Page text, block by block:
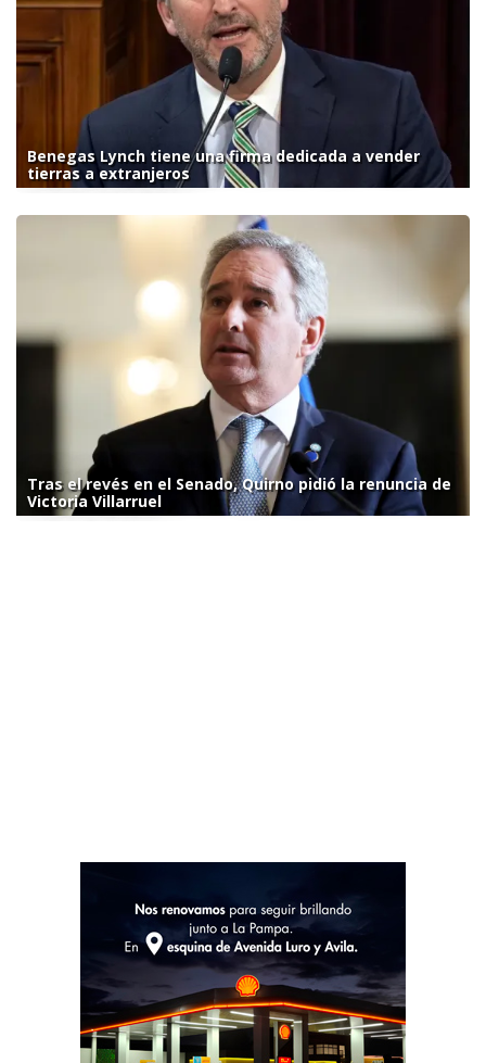
Benegas Lynch tiene una firma dedicada a vender
tierras a extranjeros
Tras el revés en el Senado, Quirno pidió la renuncia de
Victoria Villarruel